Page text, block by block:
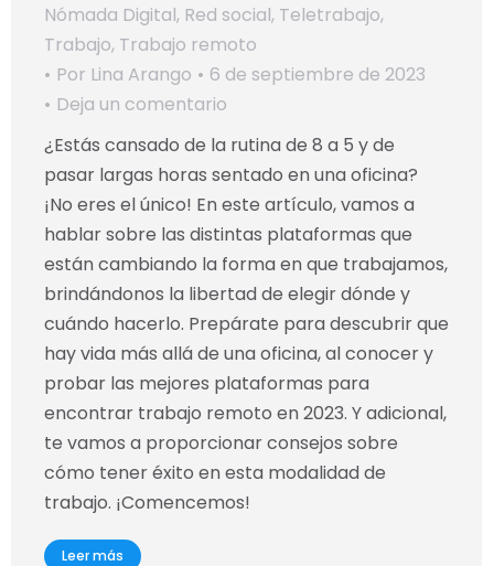
Nómada Digital, Red social, Teletrabajo,
Trabajo, Trabajo remoto
Por Lina Arango
6 de septiembre de 2023
Deja un comentario
¿Estás cansado de la rutina de 8 a 5 y de
pasar largas horas sentado en una oficina?
¡No eres el único! En este artículo, vamos a
hablar sobre las distintas plataformas que
están cambiando la forma en que trabajamos,
brindándonos la libertad de elegir dónde y
cuándo hacerlo. Prepárate para descubrir que
hay vida más allá de una oficina, al conocer y
probar las mejores plataformas para
encontrar trabajo remoto en 2023. Y adicional,
te vamos a proporcionar consejos sobre
cómo tener éxito en esta modalidad de
trabajo. ¡Comencemos!
Leer más